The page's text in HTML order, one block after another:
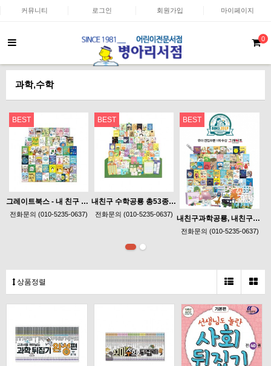
커뮤니티 로그인 회원가입 마이페이지
0
과학,수학
BEST
그레이트북스 - 내 친구 사회공룡 총56종 (5-7세) 사회그림책
전화문의 (010-5235-0637)
BEST
내친구 수학공룡 총53종 최신개정판 (5-7세) QR미적용
전화문의 (010-5235-0637)
BEST
내친구과학공룡, 내친구과학공룡 과학동화, 그레이트북스 내친구과학공룡.
전화문의 (010-5235-0637)
상품정렬